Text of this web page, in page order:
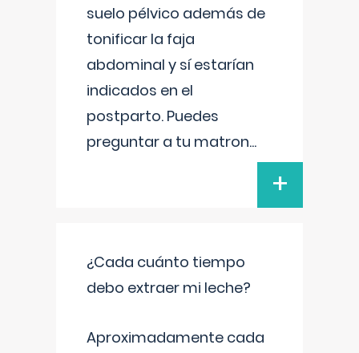
suelo pélvico además de
tonificar la faja
abdominal y sí estarían
indicados en el
postparto. Puedes
preguntar a tu matron...
+
¿Cada cuánto tiempo
debo extraer mi leche?
Aproximadamente cada